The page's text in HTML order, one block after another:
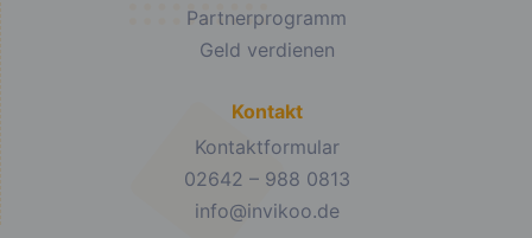
Partnerprogramm
Geld verdienen
Kontakt
Kontaktformular
02642 – 988 0813
info@invikoo.de